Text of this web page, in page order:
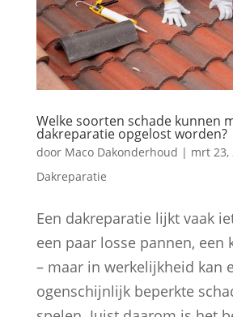
Welke soorten schade kunnen
dakreparatie opgelost worden?
door Maco Dakonderhoud | mrt 23,
Dakreparatie
Een dakreparatie lijkt vaak
een paar losse pannen, een
– maar in werkelijkheid kan
ogenschijnlijk beperkte